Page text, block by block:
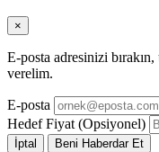
×
E-posta adresinizi
verelim.
E-posta
Hedef Fiyat (Opsiyonel)
İptal Beni Haberdar Et